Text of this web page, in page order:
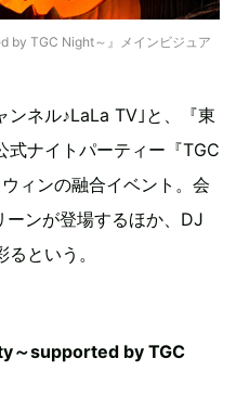
by TGC Night～』メインビジュア
ンネル♪LaLa TV｣と、『東
式ナイトパーティー『TGC
ィンの融合イベント。会
ンが登場するほか、DJ
という。
～supported by TGC